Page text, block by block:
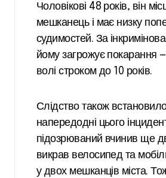
Чоловікові 48 років, він
мешканець і має низку
судимостей. За
йому загрожує покарання
волі строком до 10 років.
Слідство також
напередодні цього
підозрюваний вчинив ще
викрав велосипед та
у двох мешканців міста.